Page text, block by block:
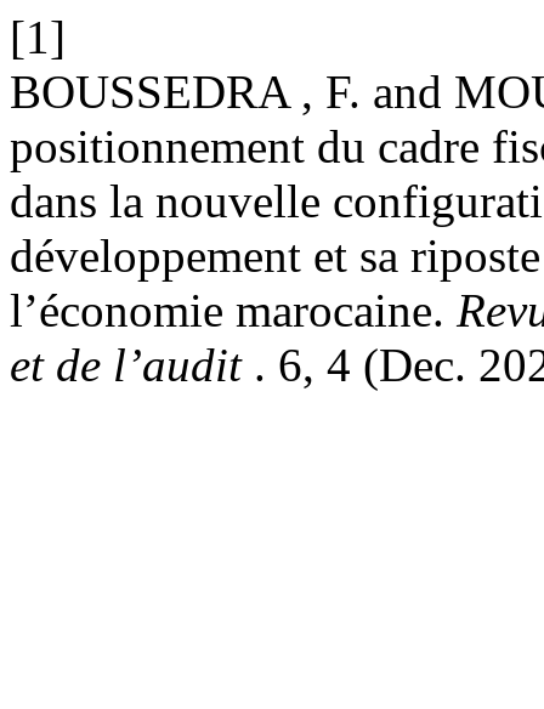
[1]
BOUSSEDRA , F. and
positionnement du cadre
dans la nouvelle
développement et sa
l’économie marocaine.
et de l’audit . 6, 4 (Dec.